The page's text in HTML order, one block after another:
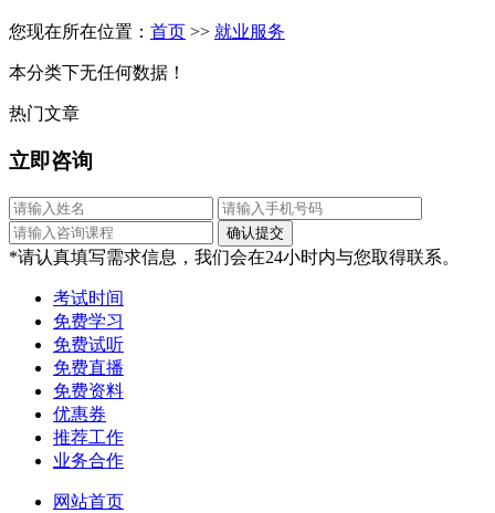
您现在所在位置： 首页 >> 就业服务
本分类下无任何数据！
热门文章
立即咨询
*请认真填写需求信息，我们会在24小时内与您取得联系。
考试时间
免费学习
免费试听
免费直播
免费资料
优惠券
推荐工作
业务合作
网站首页